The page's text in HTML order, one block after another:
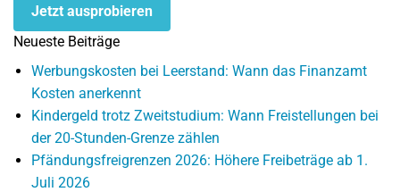
Jetzt ausprobieren
Neueste Beiträge
Werbungskosten bei Leerstand: Wann das Finanzamt
Kosten anerkennt
Kindergeld trotz Zweitstudium: Wann Freistellungen bei
der 20-Stunden-Grenze zählen
Pfändungsfreigrenzen 2026: Höhere Freibeträge ab 1.
Juli 2026